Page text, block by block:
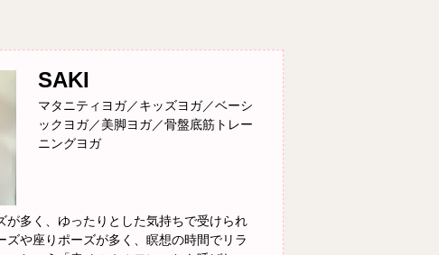
SAKI
マタニティヨガ／キッズヨガ／ベーシ
ックヨガ／美脚ヨガ／骨盤底筋トレー
ニングヨガ
が多く、ゆったりとした気持ちで受けられ
ズや座りポーズが多く、瞑想の時間でリラ